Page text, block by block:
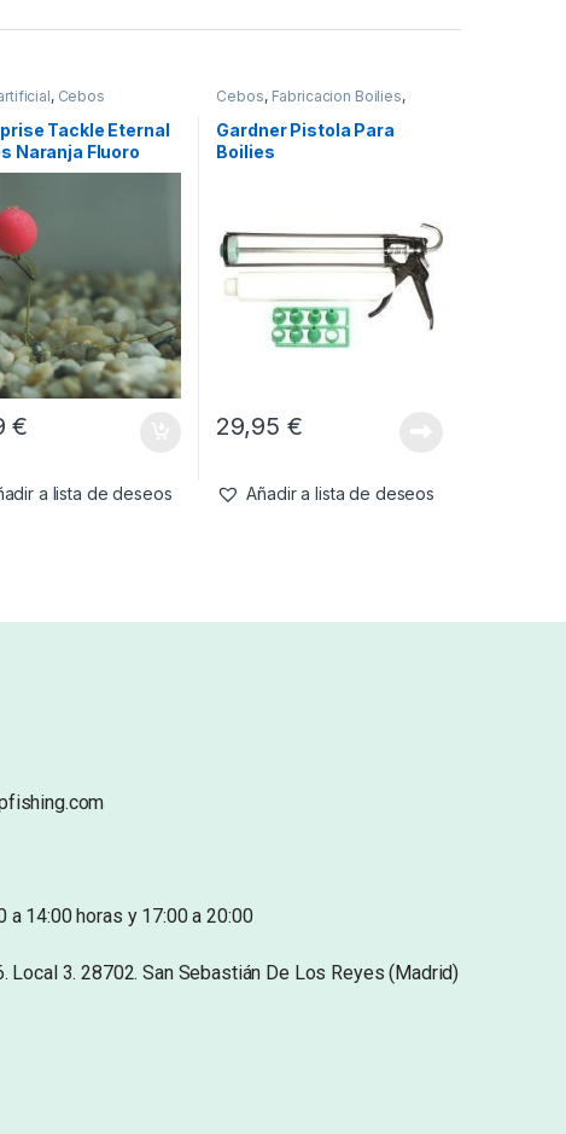
, Cebos
Tackle Eternal
Naranja Fluoro
€
a lista de deseos
Cebos, Fabricacion Boilies,
Gardner Pistola Para
Boilies
29,95 €
Añadir a lista de deseos
a 14:00 horas y 17:00 a 20:00
Local 3. 28702. San Sebastián De Los Reyes (Madrid)